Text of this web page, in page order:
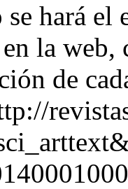
hará el
la web,
de